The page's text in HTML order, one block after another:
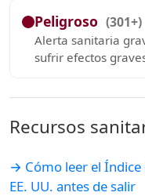
Peligroso (301+)
Alerta sanitaria
sufrir efectos
Recursos
→ Cómo leer el Índice
EE. UU. antes de salir